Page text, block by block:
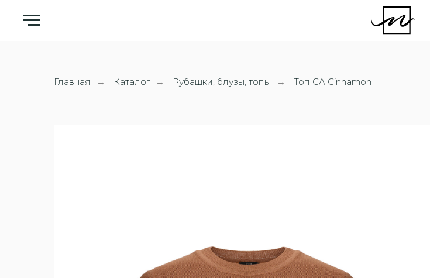
Главная → Каталог → Рубашки, блузы, топы → Топ CA Cinnamon